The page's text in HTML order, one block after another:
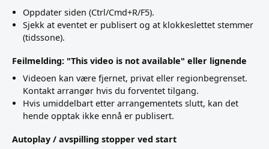
Oppdater siden (Ctrl/Cmd+R/F5).
Sjekk at eventet er publisert og at klokkeslettet stemmer
(tidssone).
Feilmelding: "This video is not available" eller lignende
Videoen kan være fjernet, privat eller regionbegrenset.
Kontakt arrangør hvis du forventet tilgang.
Hvis umiddelbart etter arrangementets slutt, kan det
hende opptak ikke ennå er publisert.
Autoplay / avspilling stopper ved start